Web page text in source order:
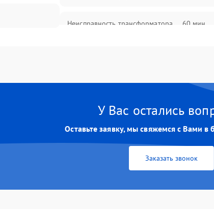
Неисправность трансформатора 60 мин
Неисправность системы
охлаждения
60 мин
Неисправность индикаторов 60 мин
У Вас остались
Оставьте заявку, мы свяжемся с Вами
Заказать звонок